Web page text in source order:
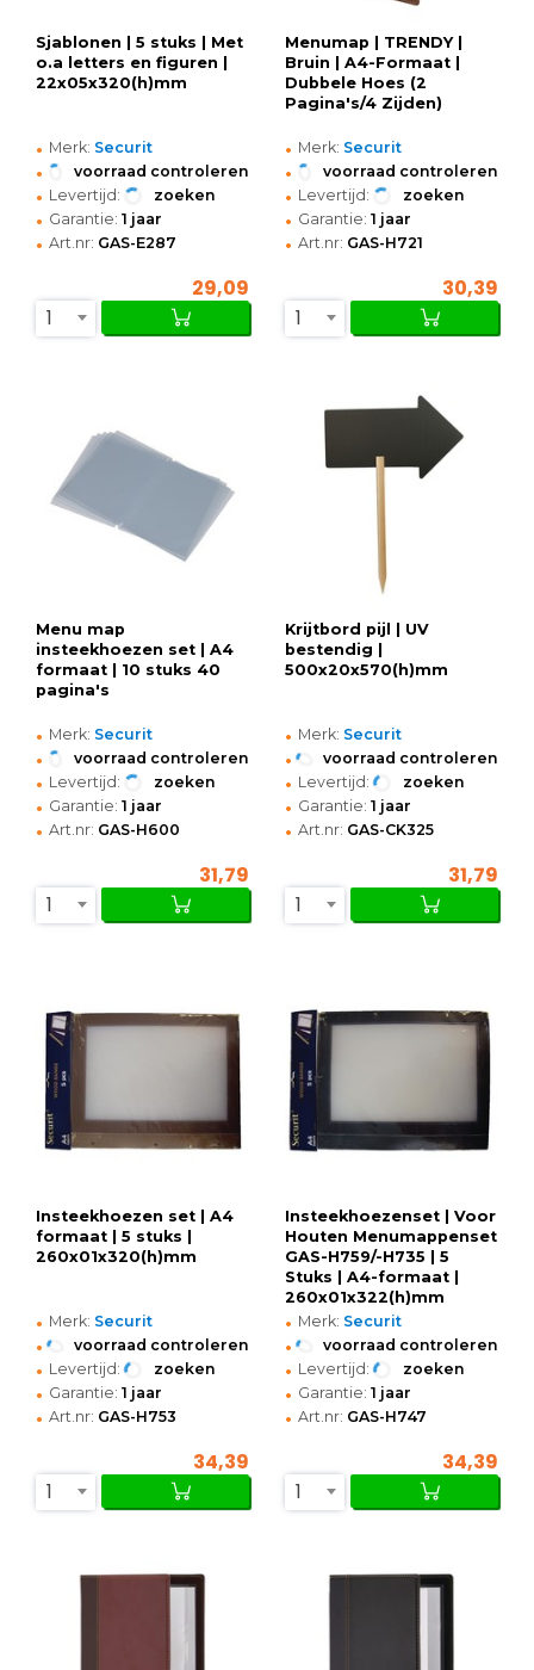
Sjablonen | 5 stuks | Met
o.a letters en figuren |
22x05x320(h)mm
• Merk: Securit
• voorraad controleren
• Levertijd: zoeken
• Garantie: 1 jaar
• Art.nr: GAS-E287
29,09
1
Menumap | TRENDY |
Bruin | A4-Formaat |
Dubbele Hoes (2
Pagina's/4 Zijden)
• Merk: Securit
• voorraad controleren
• Levertijd: zoeken
• Garantie: 1 jaar
• Art.nr: GAS-H721
30,39
1
Menu map
insteekhoezen set | A4
formaat | 10 stuks 40
pagina's
• Merk: Securit
• voorraad controleren
• Levertijd: zoeken
• Garantie: 1 jaar
• Art.nr: GAS-H600
31,79
1
Krijtbord pijl | UV
bestendig |
500x20x570(h)mm
• Merk: Securit
• voorraad controleren
• Levertijd: zoeken
• Garantie: 1 jaar
• Art.nr: GAS-CK325
31,79
1
Insteekhoezen set | A4
formaat | 5 stuks |
260x01x320(h)mm
• Merk: Securit
• voorraad controleren
• Levertijd: zoeken
• Garantie: 1 jaar
• Art.nr: GAS-H753
34,39
1
Insteekhoezenset | Voor
Houten Menumappenset
GAS-H759/-H735 | 5
Stuks | A4-formaat |
260x01x322(h)mm
• Merk: Securit
• voorraad controleren
• Levertijd: zoeken
• Garantie: 1 jaar
• Art.nr: GAS-H747
34,39
1